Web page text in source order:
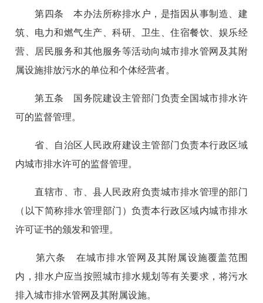
第四条 本办法所称排水户，是指因从事制造、建
筑、电力和燃气生产、科研、卫生、住宿餐饮、娱乐经
营、居民服务和其他服务等活动向城市排水管网及其附
属设施排放污水的单位和个体经营者。
第五条 国务院建设主管部门负责全国城市排水许
可的监督管理。
省、自治区人民政府建设主管部门负责本行政区域
内城市排水许可的监督管理。
直辖市、市、县人民政府负责城市排水管理的部门
（以下简称排水管理部门）负责本行政区域内城市排水
许可证书的颁发和管理。
第六条 在城市排水管网及其附属设施覆盖范围
内，排水户应当按照城市排水规划等有关要求，将污水
排入城市排水管网及其附属设施。